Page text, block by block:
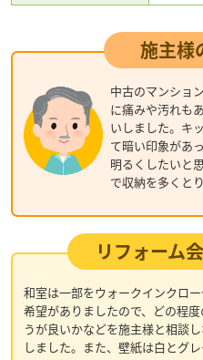
施主様
中古のマンショ
に痛みや汚れも
いしました。キ
て暗い印象があ
明るくしたいと
で収納を多くと
リフォーム
和室は一部をウォークインクロ
希望がありましたので、どの程
うが良いかなどを施主様と相談
しました。また、壁紙は白とグ